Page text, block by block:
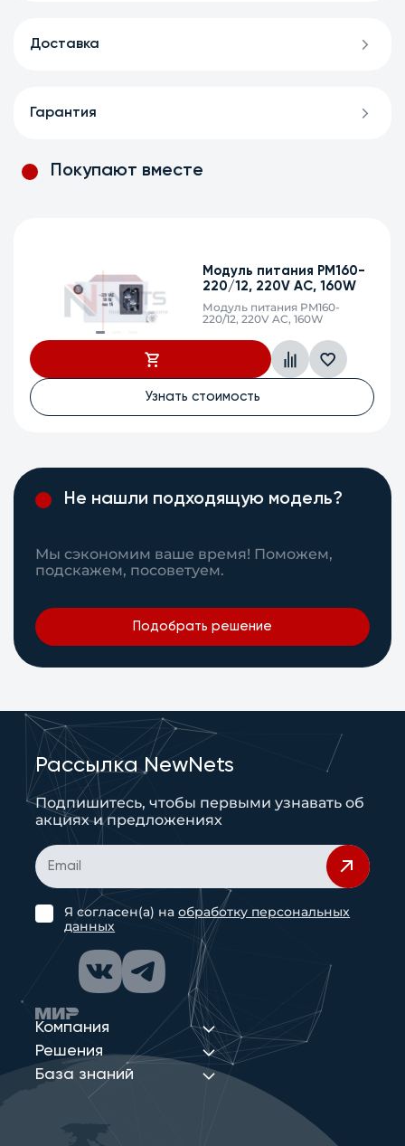
Доставка
Гарантия
Покупают вместе
Модуль питания PM100-
48/12, 48V DC, 100W
Модуль питания PM100-48/12,
48V DC, 100W
Узнать стоимость
Не нашли подходящую модель?
Мы сэкономим ваше время! Поможем,
подскажем, посоветуем.
Подобрать решение
Компания
Решения
База знаний
Рассылка NewNets
Подпишитесь, чтобы первыми узнавать об
акциях и предложениях
Я согласен(а) наобработку персональных
данных